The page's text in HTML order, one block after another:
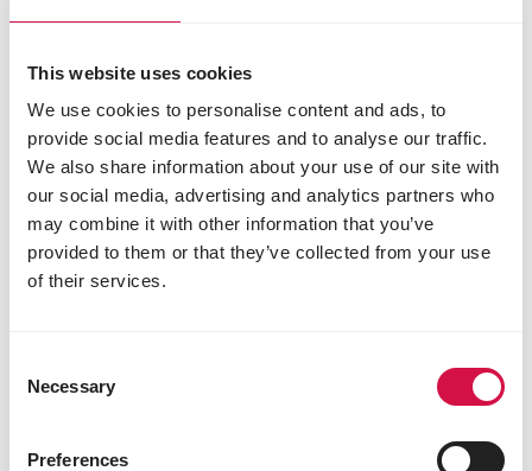
This website uses cookies
We use cookies to personalise content and ads, to
provide social media features and to analyse our traffic.
We also share information about your use of our site with
our social media, advertising and analytics partners who
may combine it with other information that you’ve
provided to them or that they’ve collected from your use
of their services.
Selection
Necessary
Preferences
Leader du marché dans nos
Nous sommes à la fois leader du marché et
expert dans différentes catégories
pigeons et les petits animaux.